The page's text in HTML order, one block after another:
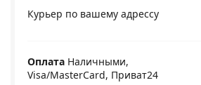
Курьер по вашему адрессу
Оплата Наличными,
Visa/MasterCard, Приват24